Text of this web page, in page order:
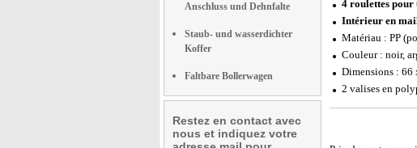
Anschluss und Dehnfalte
Staub- und wasserdichter
Koffer
Faltbare Bollerwagen
Restez en contact avec
nous et indiquez votre
4 roulettes
Intérieur en
Matériau : PP
Couleur : noir,
Dimensions : 66
2 valises en